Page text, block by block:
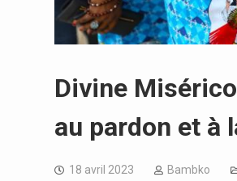
Divine
au pardon et à
18 avril 2023 Bambko